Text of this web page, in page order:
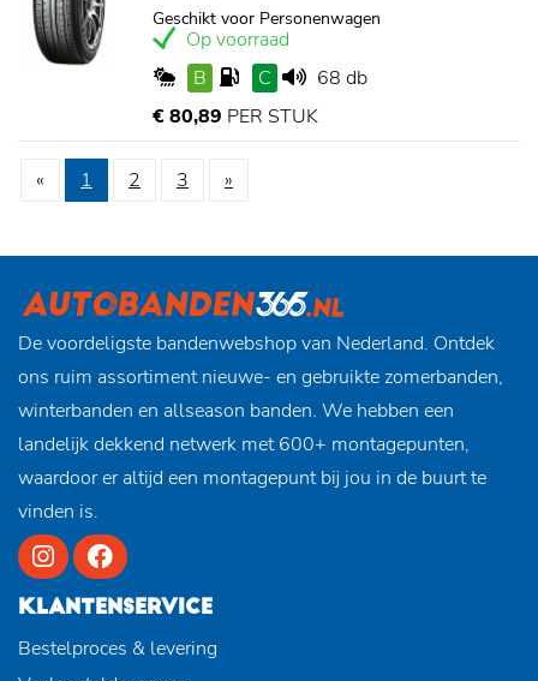
Geschikt voor Personenwagen
Op voorraad
B
C
68 db
€ 80,89 PER STUK
« 1 2 3 »
De voordeligste bandenwebshop van Nederland. Ontdek
ons ruim assortiment nieuwe- en gebruikte zomerbanden,
winterbanden en allseason banden. We hebben een
landelijk dekkend netwerk met 600+ montagepunten,
waardoor er altijd een montagepunt bij jou in de buurt te
vinden is.
KLANTENSERVICE
Bestelproces & levering